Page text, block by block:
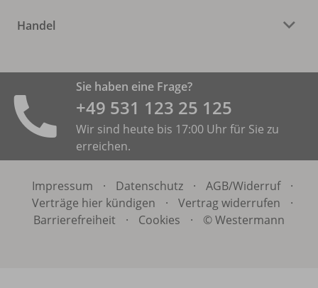
Handel
Sie haben eine Frage?
+49 531 ­123 25 125
Wir sind heute bis 17:00 Uhr für Sie zu
erreichen.
Impressum · Datenschutz · AGB/Widerruf
·
Verträge hier kündigen
· Vertrag widerrufen
·
Barrierefreiheit
· Cookies · © Westermann